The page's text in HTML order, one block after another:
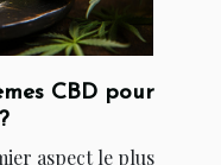
CBD pour
aspect le plus